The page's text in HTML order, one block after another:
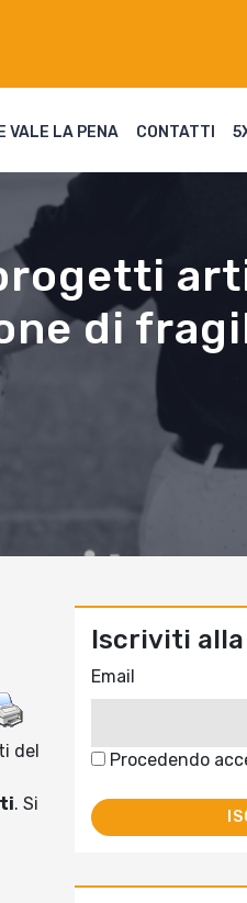
VALE LA PENA CONTATTI
di
del
. Si
Iscriviti
Email
Procedendo